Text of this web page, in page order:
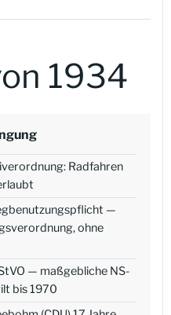
1934
Radfahren
—
ohne
— maßgebliche NS-
bis 1970